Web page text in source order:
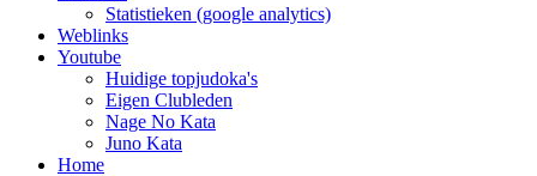
Statistieken (google analytics)
Weblinks
Youtube
Huidige topjudoka's
Eigen Clubleden
Nage No Kata
Juno Kata
Home